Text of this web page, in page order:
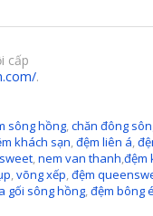
cấp
.
sông hồng chăn đông
khách sạn đệm liên á
nem van thanh đệm
võng xếp đệm
gối sông hồng đệm bông